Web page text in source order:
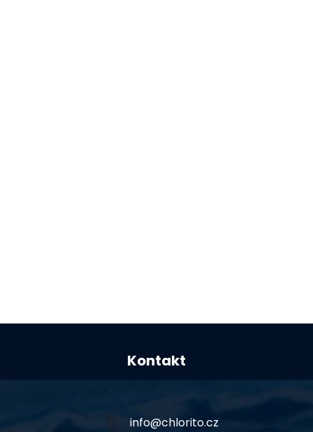
Kontakt
info@chlorito.cz